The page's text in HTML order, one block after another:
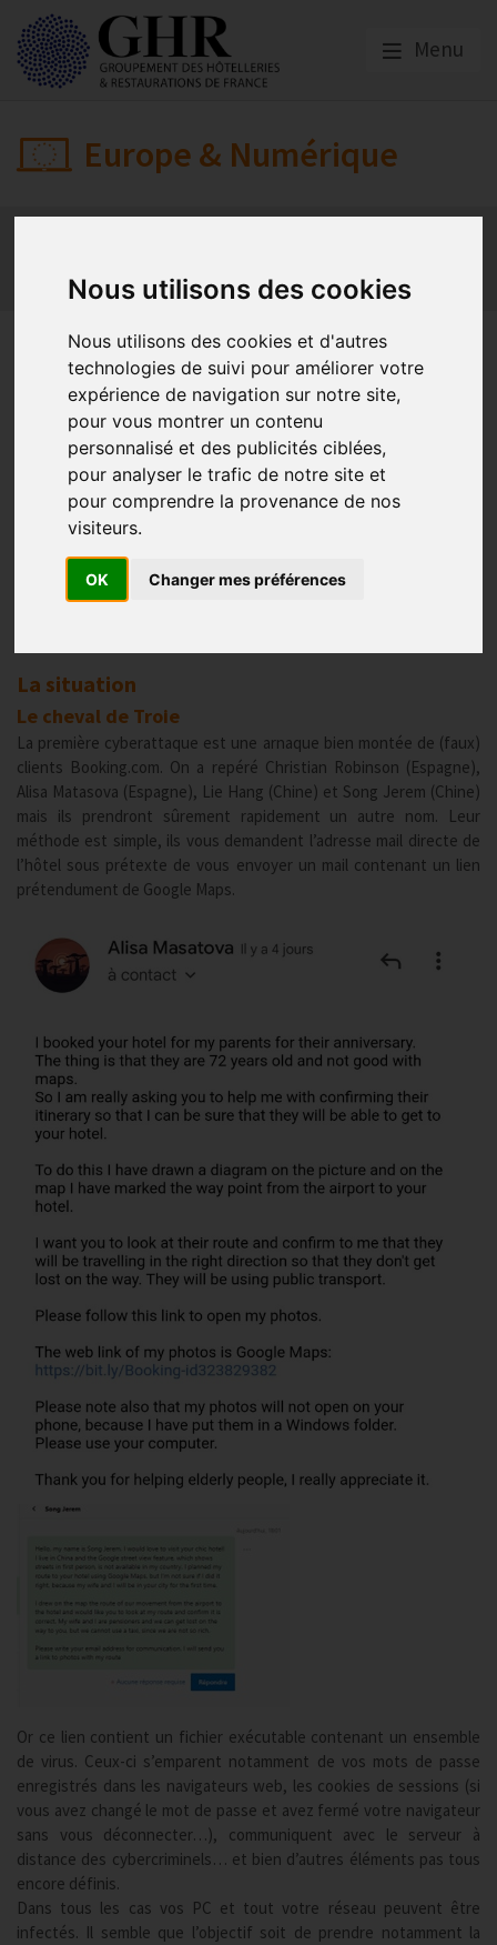
Nous utilisons des cookies
Nous utilisons des cookies et d'autres
technologies de suivi pour améliorer votre
expérience de navigation sur notre site,
pour vous montrer un contenu
personnalisé et des publicités ciblées,
pour analyser le trafic de notre site et
pour comprendre la provenance de nos
visiteurs.
OK Changer mes préférences
Menu
Europe & Numérique
Mon Parc Num
Informatique Europe
Alerte : deux cyberattaques
sur vos extranets
Booking.com
Cybersécurité
Depuis une semaine le GNI vous alerte sur deux cyberattaques qui
La situation
Le cheval de Troie
La première cyberattaque est une arnaque bien montée de (faux)
clients Booking.com. On a repéré Christian Robinson (Espagne),
Alisa Matasova (Espagne), Lie Hang (Chine) et Song Jerem (Chine)
mais ils prendront sûrement rapidement un autre nom. Leur
méthode est simple, ils vous demandent l’adresse mail directe de
l’hôtel sous prétexte de vous envoyer un mail contenant un lien
prétendument de Google Maps.
Or ce lien contient un fichier exécutable contenant un ensemble
de virus. Ceux-ci s’emparent notamment de vos mots de passe
enregistrés dans les navigateurs web, les cookies de sessions (si
vous avez changé le mot de passe et avez fermé votre navigateur
sans vous déconnecter…), communiquent avec le serveur à
distance des cybercriminels… et bien d’autres éléments pas tous
encore définis.
Dans tous les cas vos PC et tout votre réseau peuvent être
infectés. Il semble que l’objectif soit de prendre notamment la